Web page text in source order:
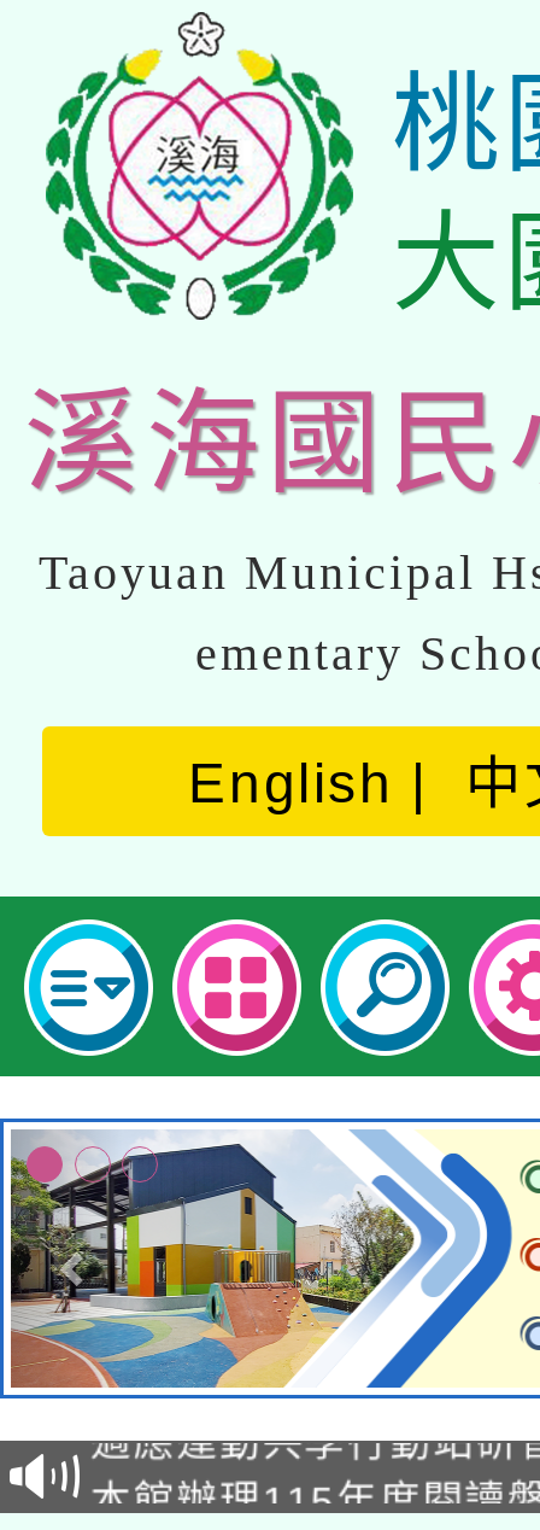
桃
大
溪海國民
Taoyuan Municipal
ementary
English 中
本校115學年度第2次
招甄選結果公告(無人
招)
本館辦理115年度閱讀